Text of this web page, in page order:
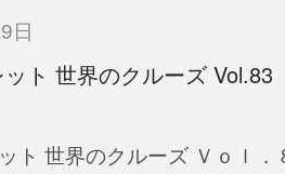
日
ト 世界のクルーズ Vol.83
ト 世界のクルーズ Ｖｏｌ．